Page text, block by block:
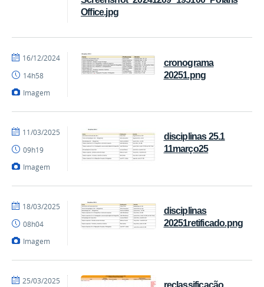
Office.jpg
cronograma
20251.png
por
publicado
16/12/2024
14h58
Imagem
disciplinas 25.1
11março25
por
publicado
11/03/2025
09h19
Imagem
disciplinas
20251retificado.png
por
publicado
18/03/2025
08h04
Imagem
reclassificação
por
publicado
25/03/2025